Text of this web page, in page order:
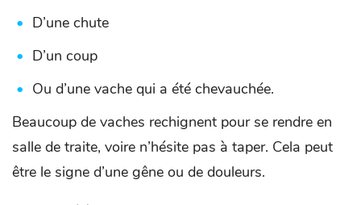
D’une chute
D’un coup
Ou d’une vache qui a été chevauchée.
Beaucoup de vaches rechignent pour se rendre en
salle de traite, voire n’hésite pas à taper. Cela peut
être le signe d’une gêne ou de douleurs.